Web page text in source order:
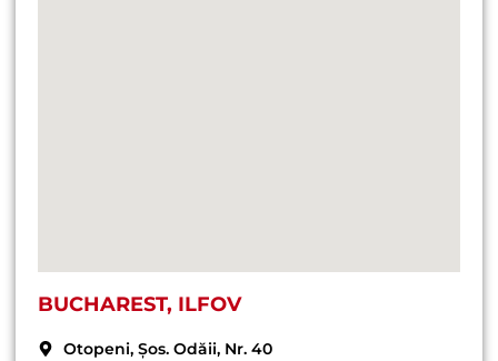
BUCHAREST, ILFOV
Otopeni, Șos. Odăii, Nr. 40